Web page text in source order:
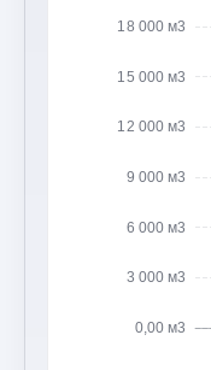
0,00 м3
3 000 м3
6 000 м3
9 000 м3
12 000 м3
15 000 м3
18 000 м3